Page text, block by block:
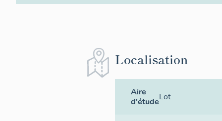
Localisation
Aire
d'étudeLot